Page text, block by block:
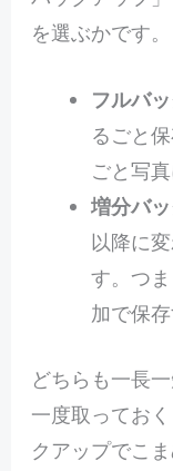
を選ぶかです。
フルバ
るごと
ごと写
増分バ
以降に
す。つ
加で保存
どちらも一長
一度取ってお
クアップでこ